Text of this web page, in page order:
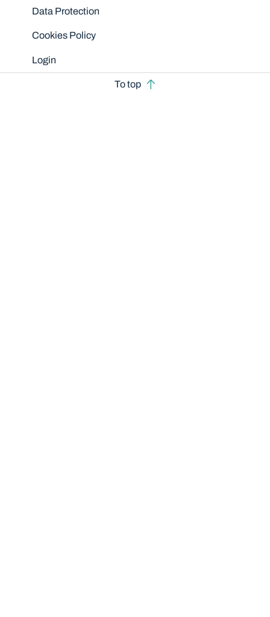
Data Protection
Cookies Policy
Login
To top